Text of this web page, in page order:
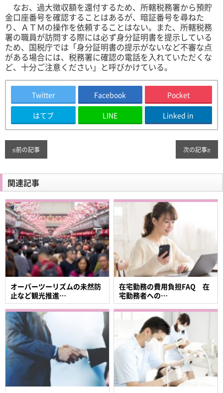
なお、過大徴収額を還付するため、所轄税務署から預貯
金口座番号を確認することはあるが、暗証番号を尋ねた
り、ＡＴＭの操作を依頼することはない。また、所轄税務
署の職員が訪問する際には必ず身分証明書を提示している
ため、国税庁では「身分証明書の提示がないなど不審な点
がある場合には、税務署に確認の電話を入れていただくな
ど、十分ご注意ください」と呼びかけている。
Twitter Facebook Pocket
はてブ LINE Linked in
≤前の記事 次の記事≥
関連記事
在宅勤務の費用負担FAQ 在
宅勤務者への…
オーバーツーリズムの未然防
止など観光推進…